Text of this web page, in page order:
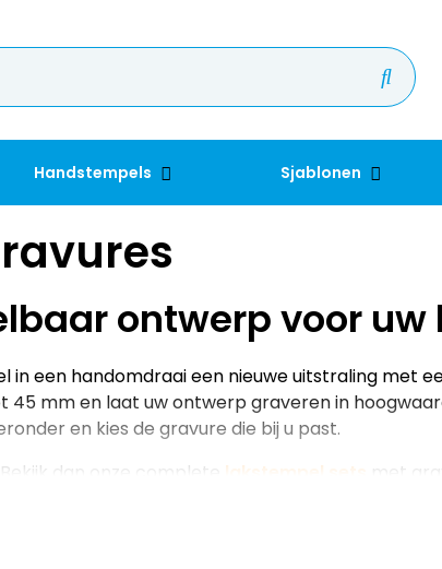
Handstempels Sjablonen
ontwerp voor
in een handomdraai een nieuwe uitstraling met
45 mm en laat uw ontwerp graveren in
en kies de gravure die bij u past.
dan onze complete lakstempel sets
met